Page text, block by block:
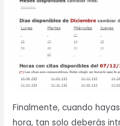
Finalmente, cuando
hora, tan solo deberás